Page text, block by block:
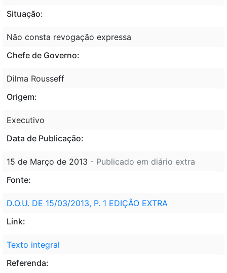
Situação:
Não consta revogação expressa
Chefe de Governo:
Dilma Rousseff
Origem:
Executivo
Data de Publicação:
15 de Março de 2013 - Publicado em diário extra
Fonte:
D.O.U. DE 15/03/2013, P. 1 EDIÇÃO EXTRA
Link:
Texto integral
Referenda: